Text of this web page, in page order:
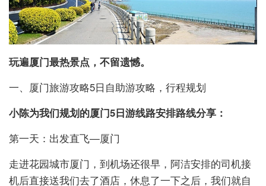
玩遍厦门最热景点，不留遗憾。
一、厦门旅游攻略5日自助游攻略，行程规划
小陈为我们规划的厦门5日游线路安排路线分享：
第一天：出发直飞—厦门
走进花园城市厦门，到机场还很早，阿洁安排的司机接
机后直接送我们去了酒店，休息了一下之后，我们就自